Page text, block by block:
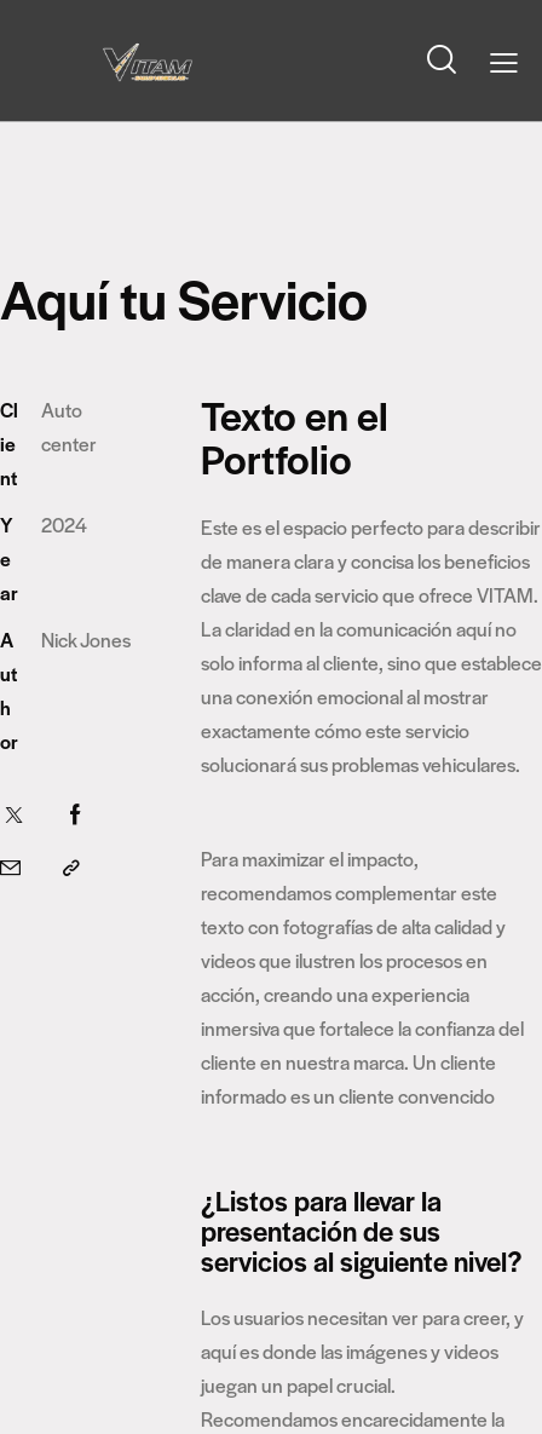
Aquí tu Servicio
Cl
ie
nt
Auto
center
Y
e
ar
2024
A
ut
h
or
Nick Jones
Texto en el
Portfolio
Este es el espacio perfecto para describir
de manera clara y concisa los beneficios
clave de cada servicio que ofrece VITAM.
La claridad en la comunicación aquí no
solo informa al cliente, sino que establece
una conexión emocional al mostrar
exactamente cómo este servicio
solucionará sus problemas vehiculares.
Para maximizar el impacto,
recomendamos complementar este
texto con fotografías de alta calidad y
videos que ilustren los procesos en
acción, creando una experiencia
inmersiva que fortalece la confianza del
cliente en nuestra marca. Un cliente
informado es un cliente convencido
¿Listos para llevar la
presentación de sus
servicios al siguiente nivel?
Los usuarios necesitan ver para creer, y
aquí es donde las imágenes y videos
juegan un papel crucial.
Recomendamos encarecidamente la